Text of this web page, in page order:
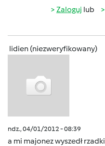
Zaloguj lub
lidien (niezweryfikowany)
ndz., 04/01/2012 - 08:39
a mi majonez wyszedł rzadki